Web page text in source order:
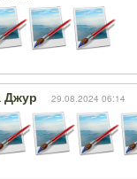
Джур 29.08.2024 06:14